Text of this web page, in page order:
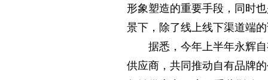
形象塑造的重要手段，同时
景下，除了线上线下渠道端
据悉，今年上半年永辉
供应商，共同推动自有品牌